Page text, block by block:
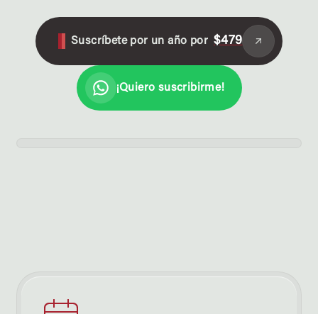
Suscríbete por un año por $479
¡Quiero suscribirme!